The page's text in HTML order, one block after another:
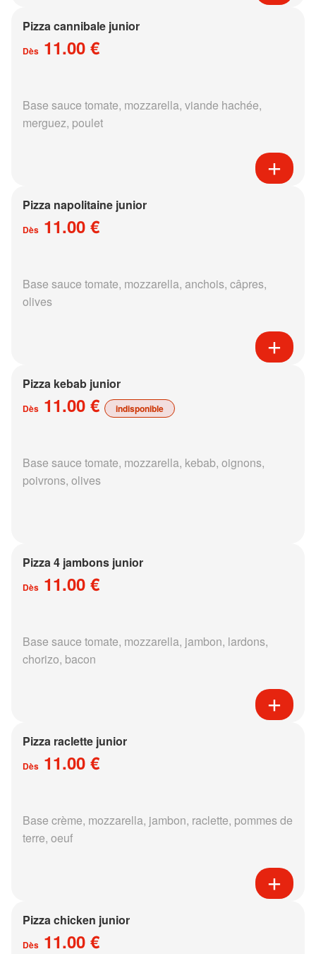
Pizza cannibale junior
Dès 11.00 €
Base sauce tomate, mozzarella, viande hachée,
merguez, poulet
Pizza napolitaine junior
Dès 11.00 €
Base sauce tomate, mozzarella, anchois, câpres,
olives
Pizza kebab junior
Dès 11.00 € indisponible
Base sauce tomate, mozzarella, kebab, oignons,
poivrons, olives
Pizza 4 jambons junior
Dès 11.00 €
Base sauce tomate, mozzarella, jambon, lardons,
chorizo, bacon
Pizza raclette junior
Dès 11.00 €
Base crème, mozzarella, jambon, raclette, pommes de
terre, oeuf
Pizza chicken junior
Dès 11.00 €